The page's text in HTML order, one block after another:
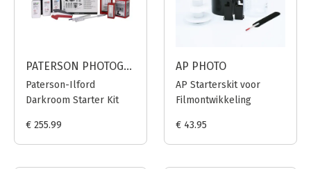
PATERSON PHOTOGRAPHIC
Paterson-Ilford
Darkroom Starter Kit
€ 255.99
AP PHOTO
AP Starterskit voor
Filmontwikkeling
€ 43.95